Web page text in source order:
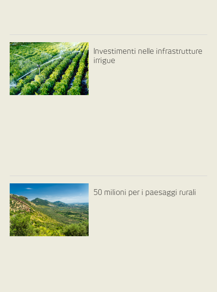
Investimenti nelle infrastrutture
irrigue
50 milioni per i paesaggi rurali